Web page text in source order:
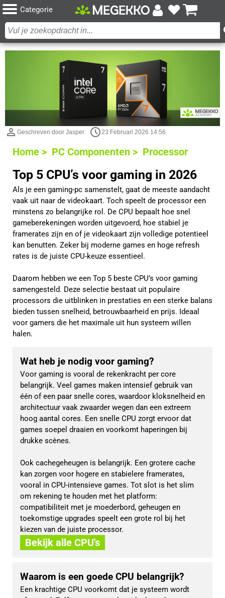
Categorie
Geschreven door Jasper 23 Februari 2026 14:56
Home > PC Componenten > Processor
Top 5 CPU’s voor gaming in 2026
Als je een gaming-pc samenstelt, gaat de meeste aandacht
vaak uit naar de videokaart. Toch speelt de processor een
minstens zo belangrijke rol. De CPU bepaalt hoe snel
gameberekeningen worden uitgevoerd, hoe stabiel je
framerates zijn en of je videokaart zijn volledige potentieel
kan benutten. Zeker bij moderne games en hoge refresh
rates is de juiste CPU-keuze essentieel.
Daarom hebben we een Top 5 beste CPU’s voor gaming
samengesteld. Deze selectie bestaat uit populaire
processors die uitblinken in prestaties en een sterke balans
bieden tussen snelheid, betrouwbaarheid en prijs. Ideaal
voor gamers die het maximale uit hun systeem willen
halen.
Wat heb je nodig voor gaming?
Voor gaming is vooral de rekenkracht per core
belangrijk. Veel games maken intensief gebruik van
één of een paar snelle cores, waardoor kloksnelheid en
architectuur vaak zwaarder wegen dan een extreem
hoog aantal cores. Een snelle CPU zorgt ervoor dat
games soepel draaien en voorkomt haperingen bij
drukke scènes.
Ook cachegeheugen is belangrijk. Een grotere cache
kan zorgen voor hogere en stabielere framerates,
vooral in CPU-intensieve games. Tot slot is het slim
om rekening te houden met het platform:
compatibiliteit met je moederbord, geheugen en
toekomstige upgrades speelt een grote rol bij het
kiezen van de juiste processor.
Bekijk alle CPU's
Waarom is een goede CPU belangrijk?
Een krachtige CPU voorkomt dat je systeem wordt